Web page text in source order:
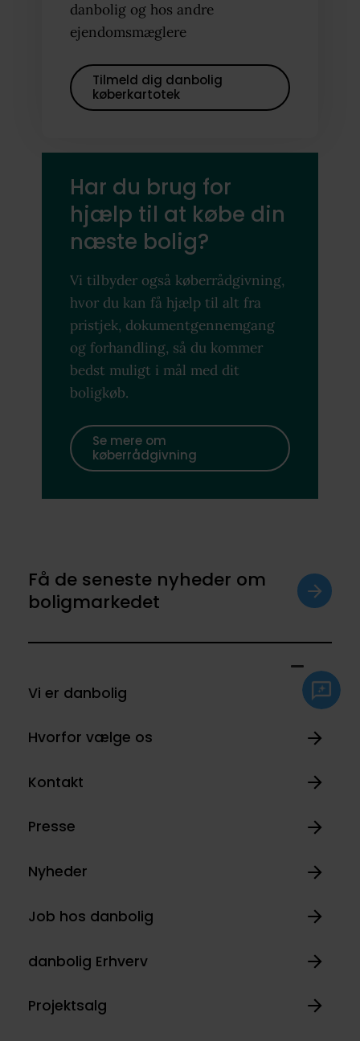
danbolig og hos andre
ejendomsmæglere
Tilmeld dig danbolig
køberkartotek
Har du brug for
hjælp til at købe din
næste bolig?
Vi tilbyder også køberrådgivning,
hvor du kan få hjælp til alt fra
pristjek, dokumentgennemgang
og forhandling, så du kommer
bedst muligt i mål med dit
boligkøb.
Se mere om
køberrådgivning
Få de seneste nyheder om
boligmarkedet
Vi er danbolig
Hvorfor vælge os
Kontakt
Presse
Nyheder
Job hos danbolig
danbolig Erhverv
Projektsalg